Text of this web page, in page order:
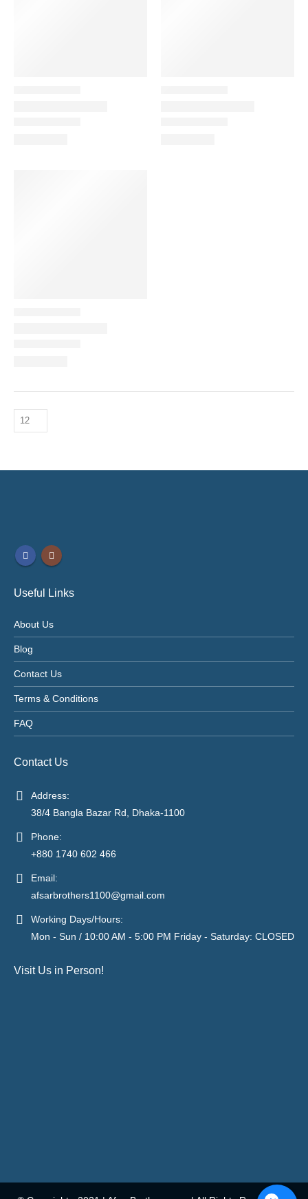
Useful Links
About Us
Blog
Contact Us
Terms & Conditions
FAQ
Contact Us
Address:
38/4 Bangla Bazar Rd, Dhaka-1100
Phone:
+880 1740 602 466
Email:
afsarbrothers1100@gmail.com
Working Days/Hours:
Mon - Sun / 10:00 AM - 5:00 PM Friday - Saturday: CLOSED
Visit Us in Person!